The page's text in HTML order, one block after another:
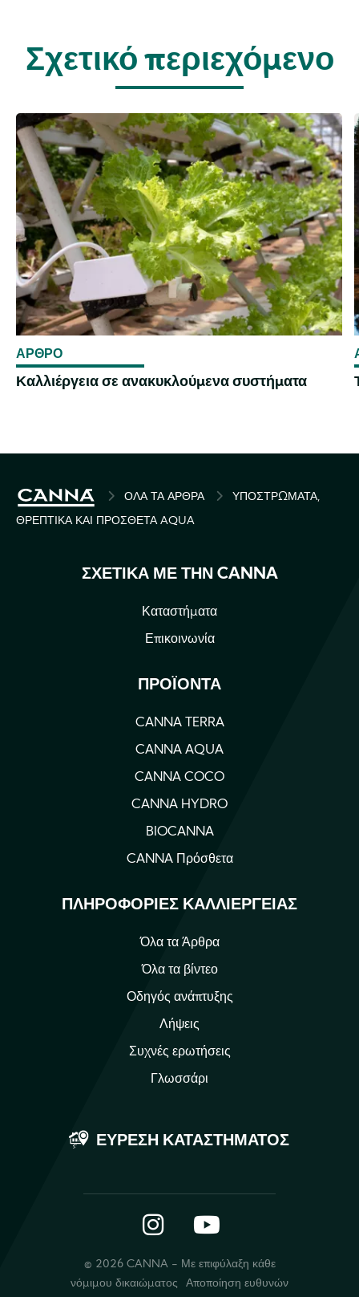
Σχετικό περιεχόμενο
ΑΡΘΡΟ
Καλλιέργεια σε ανακυκλούμενα συστήματα
BREADCRUMBΌΛΑ ΤΑ ΆΡΘΡΑ
ΥΠΟΣΤΡΏΜΑΤΑ,
ΘΡΕΠΤΙΚΆ ΚΑΙ ΠΡΌΣΘΕΤΑ AQUA
ΣΧΕΤΙΚΆ ΜΕ ΤΗΝ CANNA
Καταστήματα
Επικοινωνία
ΠΡΟΪΌΝΤΑ
CANNA TERRA
CANNA AQUA
CANNA COCO
CANNA HYDRO
BIOCANNA
CANNA Πρόσθετα
ΠΛΗΡΟΦΟΡΊΕΣ ΚΑΛΛΙΈΡΓΕΙΑΣ
Όλα τα Άρθρα
Όλα τα βίντεο
Οδηγός ανάπτυξης
Λήψεις
Συχνές ερωτήσεις
Γλωσσάρι
ΕΎΡΕΣΗ ΚΑΤΑΣΤΉΜΑΤΟΣ
Instagram
YouTube
© 2026 CANNA - Με επιφύλαξη κάθε
νόμιμου δικαιώματος
Αποποίηση ευθυνών